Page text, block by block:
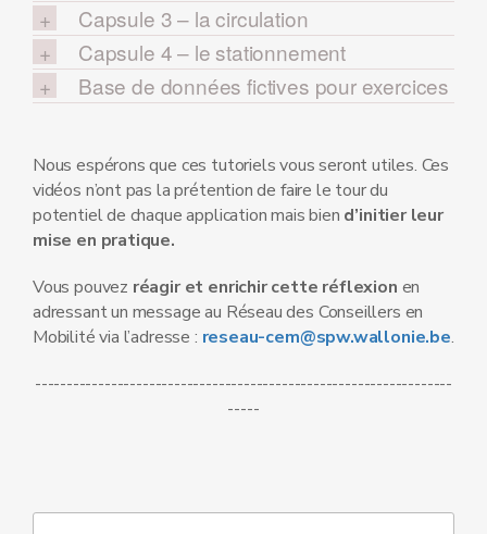
Capsule 3 – la circulation
Capsule 4 – le stationnement
Base de données fictives pour exercices
Nous espérons que ces tutoriels vous seront utiles. Ces
vidéos n’ont pas la prétention de faire le tour du
potentiel de chaque application mais bien d’initier leur
mise en pratique.
Vous pouvez réagir et enrichir cette réflexion en
adressant un message au Réseau des Conseillers en
Mobilité via l’adresse : reseau-cem@spw.wallonie.be.
------------------------------------------------------------------
-----